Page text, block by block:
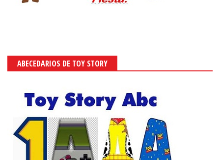
ABECEDARIOS DE TOY STORY